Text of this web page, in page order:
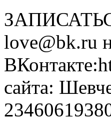
love@bk.ru
сайта: